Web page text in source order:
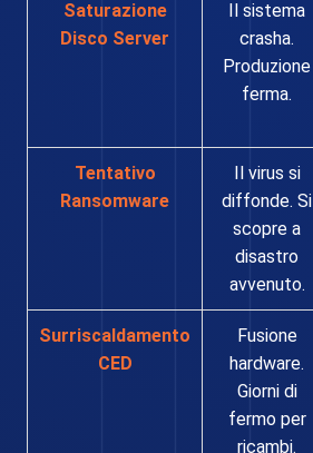
Saturazione
Disco Server
Il sistema
crasha.
Produzione
ferma.
Tentativo
Ransomware
Il virus si
diffonde. Si
scopre a
disastro
avvenuto.
Surriscaldamento
CED
Fusione
hardware.
Giorni di
fermo per
ricambi.